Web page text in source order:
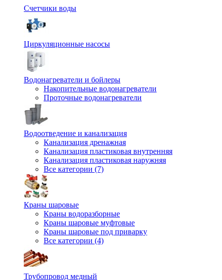
Счетчики воды
Циркуляционные насосы
Водонагреватели и бойлеры
Накопительные водонагреватели
Проточные водонагреватели
Водоотведение и канализация
Канализация дренажная
Канализация пластиковая внутренняя
Канализация пластиковая наружняя
Все категории (7)
Краны шаровые
Краны водоразборные
Краны шаровые муфтовые
Краны шаровые под приварку
Все категории (4)
Трубопровод медный